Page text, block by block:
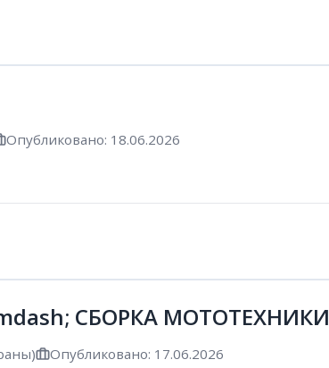
Опубликовано: 18.06.2026
СБОРКА МОТОТЕХНИКИ
Опубликовано: 17.06.2026